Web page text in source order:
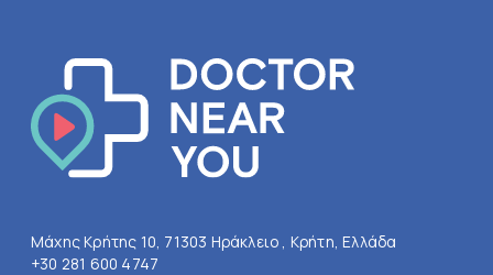
Μάχης Κρήτης 10, 71303 Ηράκλειο , Κρήτη, Ελλάδα
+30 281 600 4747